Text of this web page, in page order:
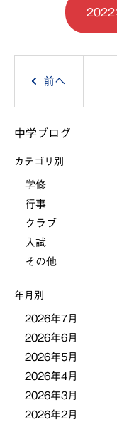
2022
稿
ナ
ゲ
ー
ョ
ン
前へ
中学ブログ
カテゴリ別
学修
行事
クラブ
入試
その他
年月別
2026年7月
2026年6月
2026年5月
2026年4月
2026年3月
2026年2月